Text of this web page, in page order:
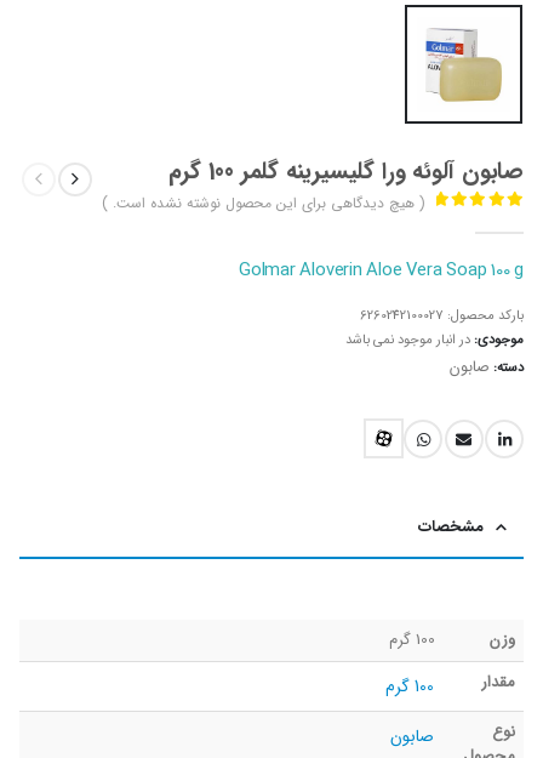
صابون آلوئه ورا گلیسیرینه گلمر 100 گرم
( هیچ دیدگاهی برای این محصول نوشته نشده است. )
Golmar Aloverin Aloe Vera Soap 100 g
بارکد محصول: 6260242100027
موجودی: در انبار موجود نمی باشد
دسته: صابون
مشخصات
وزن
100 گرم
مقدار
100 گرم
نوع
صابون